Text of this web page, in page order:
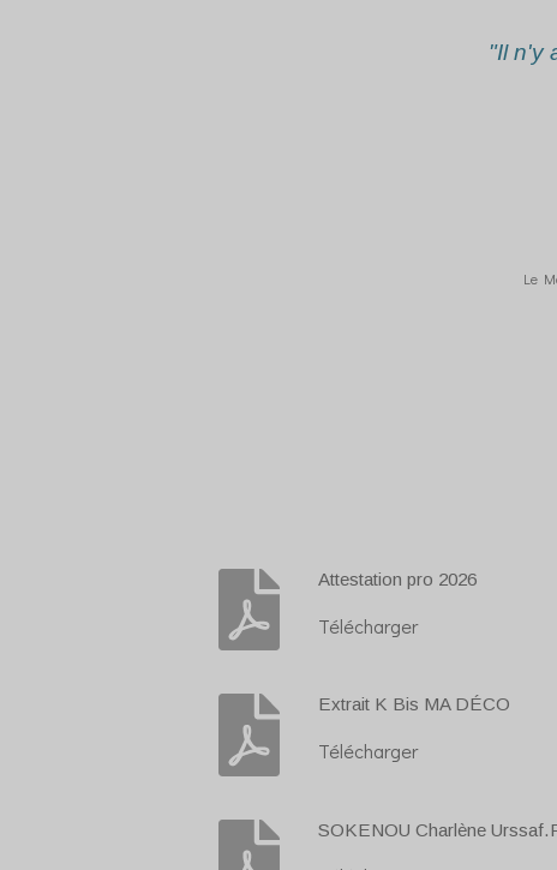
"Il n'y
Le
Attestation pro 2026
Télécharger
Extrait K Bis MA DÉCO
Télécharger
SOKENOU Charlène